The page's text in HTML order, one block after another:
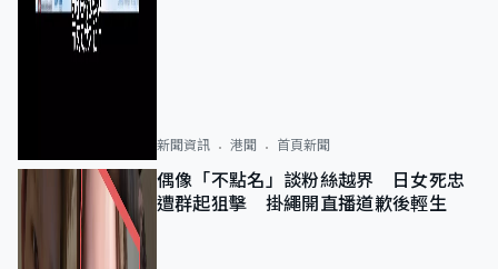
新聞資訊 港聞 首頁新聞
偶像「不點名」談粉絲越界 日女死忠
遭群起狙擊 掛繩開直播道歉後輕生